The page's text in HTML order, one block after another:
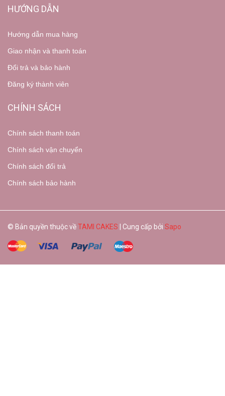
HƯỚNG DẪN
Hướng dẫn mua hàng
Giao nhận và thanh toán
Đổi trả và bảo hành
Đăng ký thành viên
CHÍNH SÁCH
Chính sách thanh toán
Chính sách vận chuyển
Chính sách đổi trả
Chính sách bảo hành
© Bản quyền thuộc vềTAMI CAKES | Cung cấp bởi Sapo